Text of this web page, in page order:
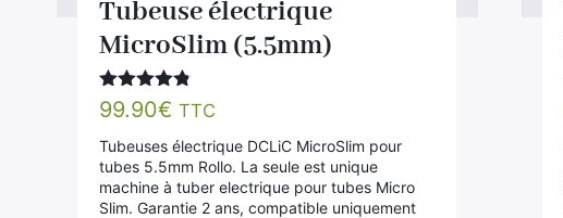
Tubeuse électrique
MicroSlim (5.5mm)
Note4.71
sur 5
99.90€ TTC
Tubeuses électrique DCLiC MicroSlim pour
tubes 5.5mm Rollo. La seule est unique
machine à tuber electrique pour tubes Micro
Slim. Garantie 2 ans, compatible uniquement